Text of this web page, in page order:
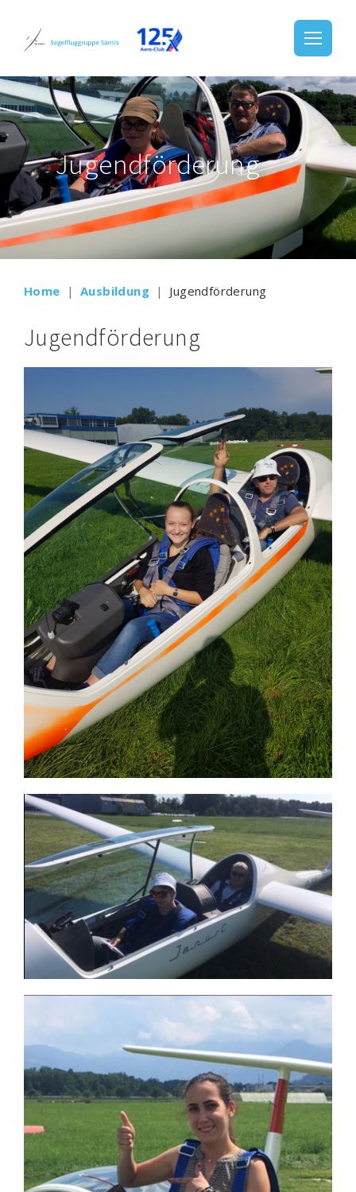
Jugendförderung
Home Ausbildung Jugendförderung
Jugendförderung